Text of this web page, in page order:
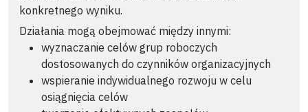
konkretnego wyniku.
Działania mogą obejmować między innymi:
wyznaczanie celów grup roboczych
dostosowanych do czynników organizacyjnych
wspieranie indywidualnego rozwoju w celu
osiągnięcia celów